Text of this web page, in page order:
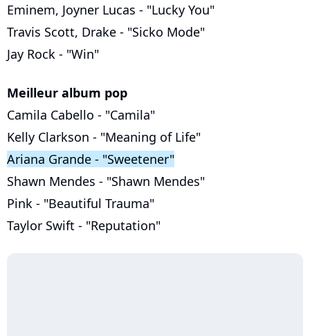
Eminem, Joyner Lucas - "Lucky You"
Travis Scott, Drake - "Sicko Mode"
Jay Rock - "Win"
Meilleur album pop
Camila Cabello - "Camila"
Kelly Clarkson - "Meaning of Life"
Ariana Grande - "Sweetener"
Shawn Mendes - "Shawn Mendes"
Pink - "Beautiful Trauma"
Taylor Swift - "Reputation"